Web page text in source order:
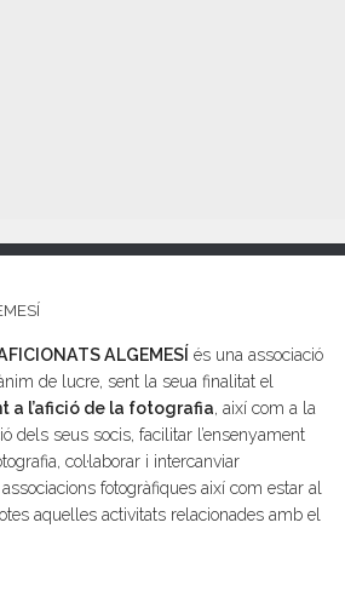
ALGEMESÍ és una associació
de lucre, sent la seua finalitat el
a l’afició de la fotografia, així com a la
dels seus socis, facilitar l’ensenyament
col·laborar i intercanviar
fotogràfiques així com estar al
aquelles activitats relacionades amb el